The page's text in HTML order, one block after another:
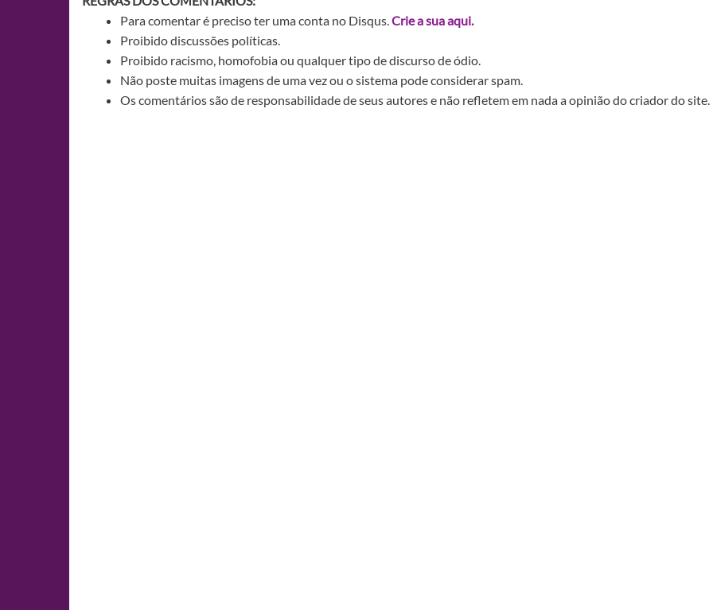
Para comentar é preciso ter uma conta no Disqus.Crie a sua aqui.
Proibido discussões políticas.
Proibido racismo, homofobia ou qualquer tipo de discurso de ódio.
Não poste muitas imagens de uma vez ou o sistema pode considerar spam.
Os comentários são de responsabilidade de seus autores e não refletem em nada a opinião do criador do site.